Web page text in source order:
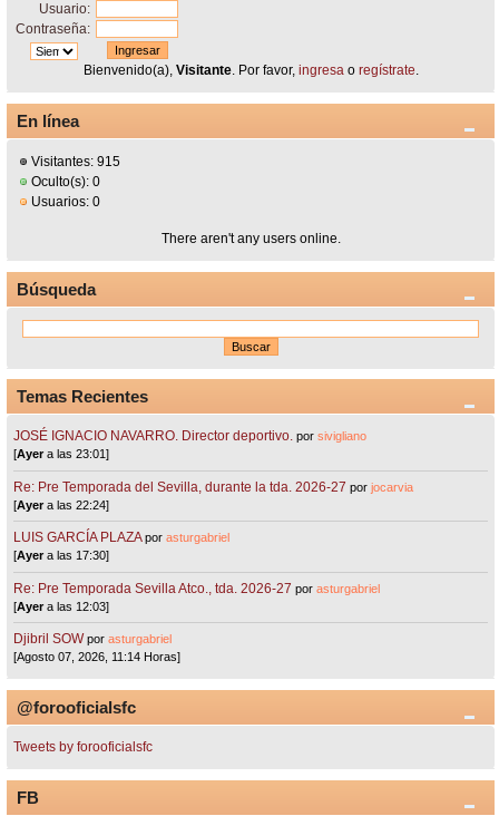
Usuario:
Contraseña:
Bienvenido(a), Visitante. Por favor, ingresao regístrate.
En línea
Visitantes: 915
Oculto(s): 0
Usuarios: 0
There aren't any users online.
Búsqueda
Temas Recientes
JOSÉ IGNACIO NAVARRO. Director deportivo. porsivigliano
[Ayera las 23:01]
Re: Pre Temporada del Sevilla, durante la tda. 2026-27 porjocarvia
[Ayera las 22:24]
LUIS GARCÍA PLAZA porasturgabriel
[Ayera las 17:30]
Re: Pre Temporada Sevilla Atco., tda. 2026-27 porasturgabriel
[Ayera las 12:03]
Djibril SOW porasturgabriel
[Agosto 07, 2026, 11:14 Horas]
@forooficialsfc
Tweets by forooficialsfc
FB